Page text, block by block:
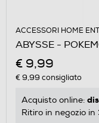
ACCESSORI HOME
ABYSSE -
€ 9,99
€ 9,99 consigliato
Acquisto online:
Ritiro in negozio